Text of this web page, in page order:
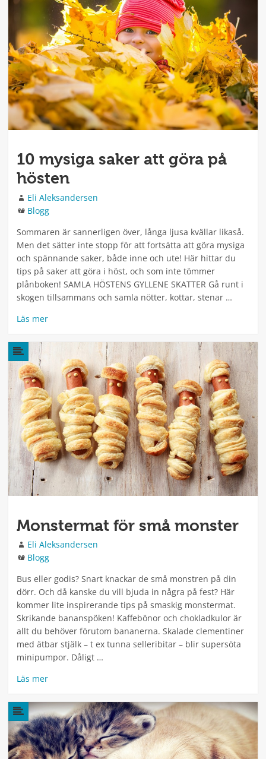
10 mysiga saker att göra på
hösten
Författare
Eli Aleksandersen
Kategorier
Blogg
Sommaren är sannerligen över, långa ljusa kvällar likaså.
Men det sätter inte stopp för att fortsätta att göra mysiga
och spännande saker, både inne och ute! Här hittar du
tips på saker att göra i höst, och som inte tömmer
plånboken! SAMLA HÖSTENS GYLLENE SKATTER Gå runt i
skogen tillsammans och samla nötter, kottar, stenar …
Läs mer
Monstermat för små monster
Författare
Eli Aleksandersen
Kategorier
Blogg
Bus eller godis? Snart knackar de små monstren på din
dörr. Och då kanske du vill bjuda in några på fest? Här
kommer lite inspirerande tips på smaskig monstermat.
Skrikande bananspöken! Kaffebönor och chokladkulor är
allt du behöver förutom bananerna. Skalade clementiner
med ätbar stjälk – t ex tunna selleribitar – blir supersöta
minipumpor. Dåligt …
Läs mer